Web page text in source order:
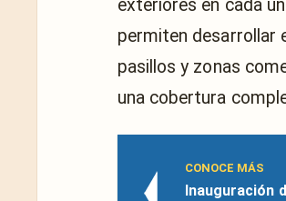
exteriores en cada
permiten desarrollar
pasillos y zonas
una cobertura
CONOCE MÁS
Inauguración